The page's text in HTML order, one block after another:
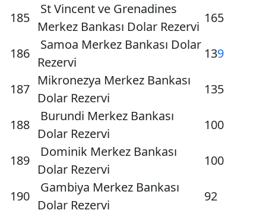
185
St Vincent ve Grenadines
Merkez Bankası Dolar Rezervi
165
186
Samoa Merkez Bankası Dolar
Rezervi
139
187
Mikronezya Merkez Bankası
Dolar Rezervi
135
188
Burundi Merkez Bankası
Dolar Rezervi
100
189
Dominik Merkez Bankası
Dolar Rezervi
100
190
Gambiya Merkez Bankası
Dolar Rezervi
92